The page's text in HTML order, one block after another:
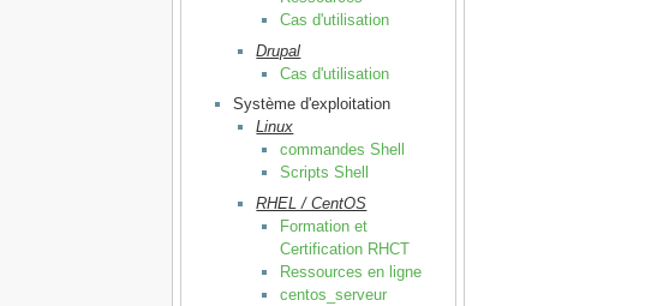
Cas d'utilisation
Drupal
Cas d'utilisation
Système d'exploitation
Linux
commandes Shell
Scripts Shell
RHEL / CentOS
Formation et
Certification RHCT
Ressources en ligne
centos_serveur